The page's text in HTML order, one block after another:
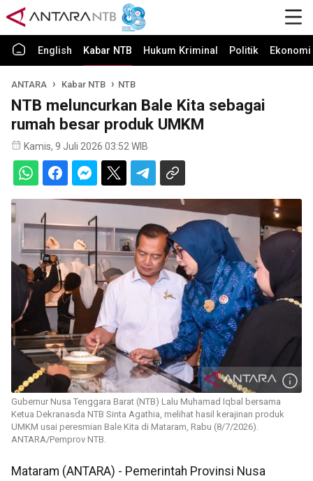
English Kabar NTB Hukum Kriminal Politik
ANTARA Kabar NTB NTB
NTB meluncurkan Bale Kita sebagai
rumah besar produk UMKM
Kamis, 9 Juli 2026 03:52 WIB
Gubernur Nusa Tenggara Barat (NTB) Lalu Muhamad Iqbal bersama
Ketua Dekranasda NTB Sinta Agathia, melihat hasil kerajinan produk
UMKM usai peresmian Bale Kita di Mataram, Rabu (8/7/2026).
ANTARA/Pemprov NTB.
Mataram (ANTARA) - Pemerintah Provinsi Nusa